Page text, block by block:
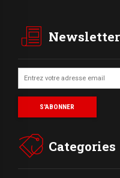
Newsletter
Categories